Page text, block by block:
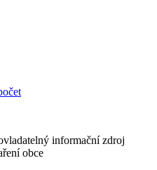
informační zdroj
obce